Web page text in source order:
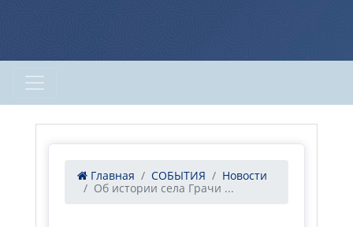
Главная СОБЫТИЯ
Новости
Об истории села Грачи ...